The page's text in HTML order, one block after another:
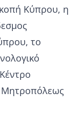
Κύπρου, η
το
Μητροπόλεως